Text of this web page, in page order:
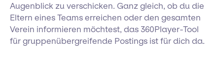
Augenblick zu verschicken. Ganz gleich, ob du die
Eltern eines Teams erreichen oder den gesamten
Verein informieren möchtest, das 360Player-Tool
für gruppenübergreifende Postings ist für dich da.